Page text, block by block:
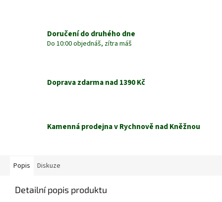
Doručení do druhého dne
Do 10:00 objednáš, zítra máš
Doprava zdarma nad 1390 Kč
Kamenná prodejna v Rychnově nad Kněžnou
Popis Diskuze
Detailní popis produktu